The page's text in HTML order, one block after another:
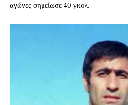
αγώνες σημείωσε 40 γκολ.